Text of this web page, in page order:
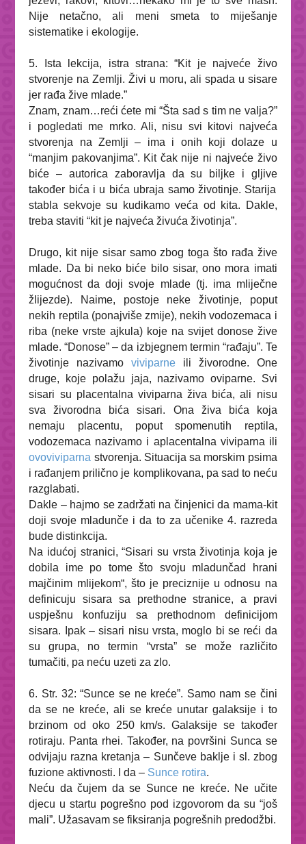
Nije netačno, ali meni smeta to miješanje
sistematike i ekologije.
5. Ista lekcija, istra strana: “Kit je najveće živo
stvorenje na Zemlji. Živi u moru, ali spada u sisare
jer rađa žive mlade.”
Znam, znam…reći ćete mi “Šta sad s tim ne valja?”
i pogledati me mrko. Ali, nisu svi
kitovi najveća
stvorenja na Zemlji – ima i onih koji dolaze u
“manjim pakovanjima”. Kit čak nije ni najveće živo
biće – autorica zaboravlja da su biljke i gljive
također bića i u bića ubraja samo životinje. Starija
stabla sekvoje su kudikamo veća od kita. Dakle,
treba staviti “kit je najveća živuća životinja”.
Drugo, kit nije sisar samo zbog toga što rađa žive
mlade. Da bi neko biće bilo sisar, ono mora imati
mogućnost da doji svoje mlade (tj. ima mliječne
žlijezde). Naime, postoje neke životinje, poput
nekih reptila (ponajviše zmije), nekih vodozemaca i
riba (neke vrste ajkula) koje na svijet donose žive
mlade. “Donose” – da izbjegnem termin “rađaju”. Te
životinje nazivamoviviparne ili živorodne. One
druge, koje polažu jaja, nazivamo oviparne. Svi
sisari su placentalna viviparna živa bića, ali nisu
sva živorodna bića sisari. Ona živa bića koja
nemaju placentu, poput spomenutih reptila,
vodozemaca nazivamo i aplacentalna viviparna ili
ovoviviparna stvorenja. Situacija sa morskim psima
i rađanjem prilično je komplikovana, pa sad to neću
razglabati.
Dakle – hajmo se zadržati na činjenici da mama-kit
doji svoje mladunče i da to za učenike 4. razreda
bude distinkcija.
Na idućoj stranici, “Sisari su vrstaživotinja koja je
dobila ime po tome što svoju mladunčad
hrani
majčinim mlijekom“, što je preciznije u odnosu na
definicuju sisara sa prethodne stranice, a pravi
uspješnu konfuziju sa prethodnom definicijom
sisara. Ipak – sisari nisu vrsta, moglo bi se reći da
su grupa, no termin “vrsta” se može različito
tumačiti, pa neću uzeti za zlo.
6. Str. 32:“Sunce se ne kreće”. Samo nam se čini
da se ne kreće, ali se kreće unutar galaksije i to
brzinom od oko 250 km/s. Galaksije se također
rotiraju. Panta rhei. Također, na površini Sunca se
odvijaju razna kretanja – Sunčeve baklje i sl. zbog
fuzione aktivnosti. I da – Sunce rotira.
Neću da čujem da se Sunce ne kreće. Ne učite
djecu u startu pogrešno pod izgovorom da su “još
mali”. Užasavam se fiksiranja pogrešnih predodžbi.